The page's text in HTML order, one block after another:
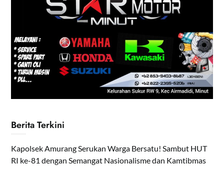
Berita Terkini
Kapolsek Amurang Serukan Warga Bersatu! Sambut HUT
RI ke-81 dengan Semangat Nasionalisme dan Kamtibmas